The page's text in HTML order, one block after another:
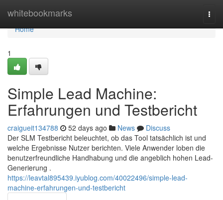
whitebookmarks
Home
Home
1
Simple Lead Machine:
Erfahrungen und Testbericht
craigueit134788 52 days ago News
Discuss
Der SLM Testbericht beleuchtet, ob das Tool tatsächlich ist und
welche Ergebnisse Nutzer berichten. Viele Anwender loben die
benutzerfreundliche Handhabung und die angeblich hohen Lead-
Generierung .
https://leavtal895439.iyublog.com/40022496/simple-lead-
machine-erfahrungen-und-testbericht